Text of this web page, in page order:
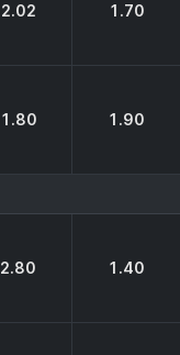
2.02 1.70
1.80 1.90
2.80 1.40